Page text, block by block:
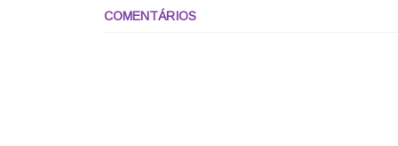
COMENTÁRIOS